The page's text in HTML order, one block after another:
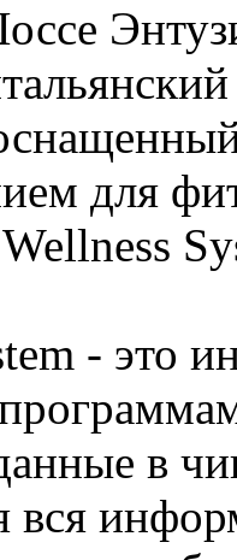
для
- это
в
вся